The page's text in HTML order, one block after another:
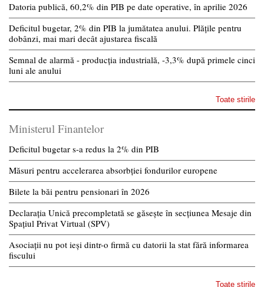
Datoria publică, 60,2% din PIB pe date operative, în aprilie 2026
Deficitul bugetar, 2% din PIB la jumătatea anului. Plățile pentru
dobânzi, mai mari decât ajustarea fiscală
Semnal de alarmă - producția industrială, -3,3% după primele cinci
luni ale anului
Toate stirile
Ministerul Finantelor
Deficitul bugetar s-a redus la 2% din PIB
Măsuri pentru accelerarea absorbției fondurilor europene
Bilete la băi pentru pensionari în 2026
Declarația Unică precompletată se găsește în secțiunea Mesaje din
Spațiul Privat Virtual (SPV)
Asociații nu pot ieși dintr-o firmă cu datorii la stat fără informarea
fiscului
Toate stirile